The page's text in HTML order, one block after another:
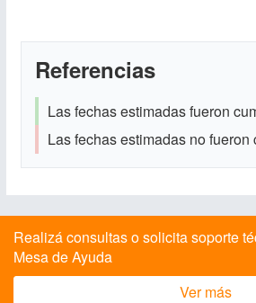
Referencias
Las fechas estimadas fueron
Las fechas estimadas no fueron
Realizá consultas o solicita soporte
Mesa de Ayuda
Ver más